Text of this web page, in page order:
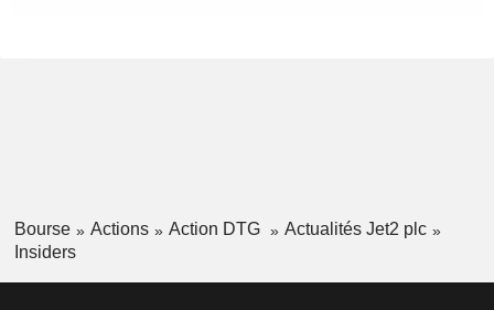
Bourse Actions Action DTG
Actualités Jet2 plc
Insiders